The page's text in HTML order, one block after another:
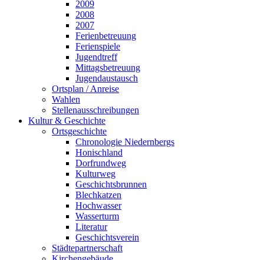
2009
2008
2007
Ferienbetreuung
Ferienspiele
Jugendtreff
Mittagsbetreuung
Jugendaustausch
Ortsplan / Anreise
Wahlen
Stellenausschreibungen
Kultur & Geschichte
Ortsgeschichte
Chronologie Niedernbergs
Honischland
Dorfrundweg
Kulturweg
Geschichtsbrunnen
Blechkatzen
Hochwasser
Wasserturm
Literatur
Geschichtsverein
Städtepartnerschaft